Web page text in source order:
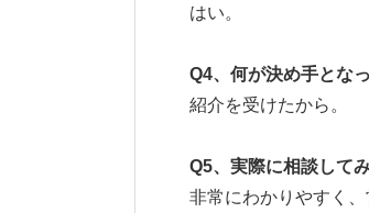
はい。
Q4、何が決め手とな
紹介を受けたから。
Q5、実際に相談して
非常にわかりやすく